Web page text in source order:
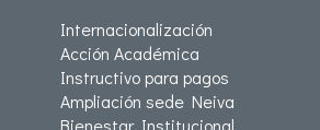
Internacionalización
Acción Académica
Instructivo para pagos
Ampliación sede Neiva
Bienestar Institucional